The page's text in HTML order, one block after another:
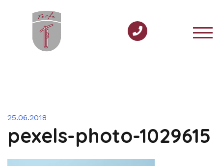
содержимому
25.06.2018
pexels-photo-1029615